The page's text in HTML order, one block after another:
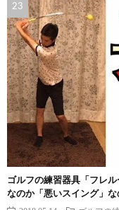
ゴルフの練習器具「フレ
なのか「悪いスイング」な